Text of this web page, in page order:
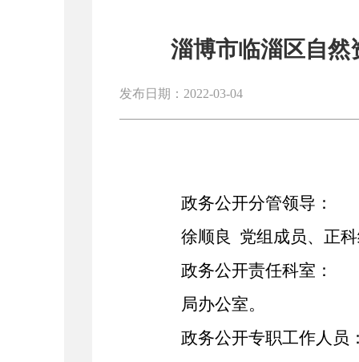
淄博市临淄区自然
发布日期：2022-03-04
政务公开分管领导：
徐顺良 党组成员、正
政务公开责任科室：
局办公室。
政务公开专职工作人员